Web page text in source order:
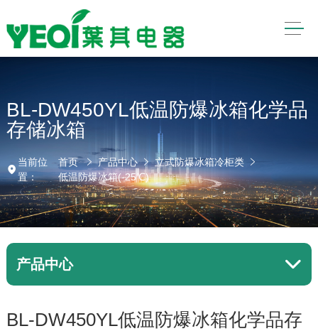
BL-DW450YL低温防爆冰箱化学品
存储冰箱
当前位
置：
首页 产品中心
立式防爆冰箱冷柜类
低温防爆冰箱(-25℃)
产品中心
BL-DW450YL低温防爆冰箱化学品存